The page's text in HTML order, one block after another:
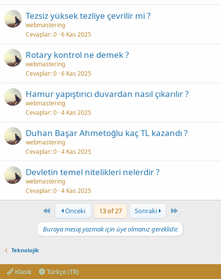
Tezsiz yüksek tezliye çevrilir mi ?
webmastering
Cevaplar 0 6 Kas 2025
Rotary kontrol ne demek ?
webmastering
Cevaplar 0 6 Kas 2025
Hamur yapıştırıcı duvardan nasıl çıkarılır ?
webmastering
Cevaplar 0 4 Kas 2025
Duhan Başar Ahmetoğlu kaç TL kazandı ?
webmastering
Cevaplar 0 4 Kas 2025
Devletin temel nitelikleri nelerdir ?
webmastering
Cevaplar 0 4 Kas 2025
First Önceki 13 of 27 Sonraki Last
Buraya mesaj yazmak için üye olmanız gereklidir.
Teknolojik
Klasik
Türkçe (TR)